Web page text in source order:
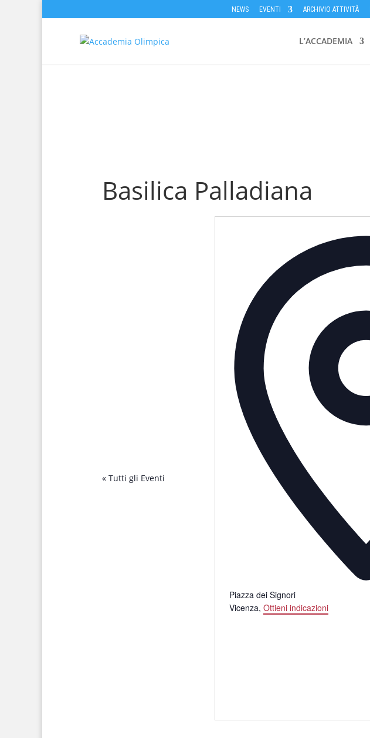
NEWS EVENTI ARCHIVIO ATTIVITÀ
L’ACCADEMIA
Basilica Palladiana
« Tutti gli Eventi
Piazza dei Signori
Vicenza, Ottieni indicazioni